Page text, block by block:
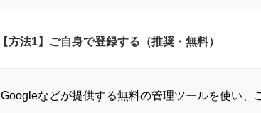
【方法1】ご自身で登録する（推奨・無料）
Googleなどが提供する無料の管理ツールを使い、